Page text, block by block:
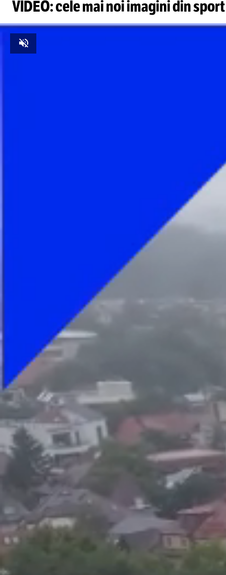
VIDEO: cele mai noi imagini din sport
Unmute